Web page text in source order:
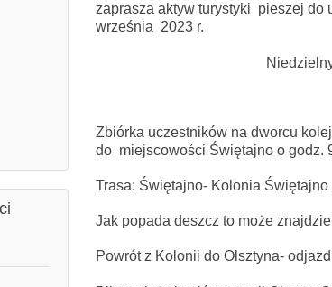
zaprasza aktyw turystyki pieszej do
września 2023 r.
Zbiórka uczestników na dworcu
do miejscowości Świętajno o godz.
Trasa: Świętajno- Kolonia Świętajno
Jak popada deszcz
Powrót z Kolonii do Olsztyna-